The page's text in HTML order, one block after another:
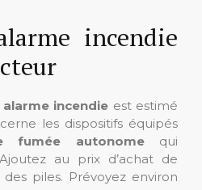
incendie
alarme incendie est estimé
les dispositifs équipés
fumée autonomequi
au prix d’achat de
piles. Prévoyez environ